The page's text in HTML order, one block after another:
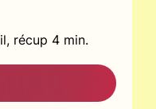
récup 4 min.